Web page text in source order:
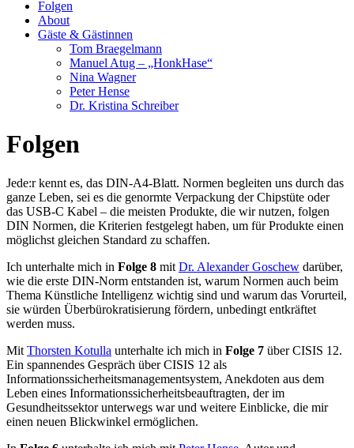
Folgen
About
Gäste & Gästinnen
Tom Braegelmann
Manuel Atug – „HonkHase“
Nina Wagner
Peter Hense
Dr. Kristina Schreiber
Folgen
Jede:r kennt es, das DIN-A4-Blatt. Normen begleiten uns durch das
ganze Leben, sei es die genormte Verpackung der Chipstüte oder
das USB-C Kabel – die meisten Produkte, die wir nutzen, folgen
DIN Normen, die Kriterien festgelegt haben, um für Produkte einen
möglichst gleichen Standard zu schaffen.
Ich unterhalte mich in Folge 8 mit Dr. Alexander Goschew darüber,
wie die erste DIN-Norm entstanden ist, warum Normen auch beim
Thema Künstliche Intelligenz wichtig sind und warum das Vorurteil,
sie würden Überbürokratisierung fördern, unbedingt entkräftet
werden muss.
Mit Thorsten Kotulla unterhalte ich mich in Folge 7 über CISIS 12.
Ein spannendes Gespräch über CISIS 12 als
Informationssicherheitsmanagementsystem, Anekdoten aus dem
Leben eines Informationssicherheitsbeauftragten, der im
Gesundheitssektor unterwegs war und weitere Einblicke, die mir
einen neuen Blickwinkel ermöglichen.